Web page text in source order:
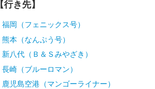
行き先】
福岡（フェニックス号）
熊本（なんぷう号）
新八代（Ｂ＆Ｓみやざき）
長崎（ブルーロマン）
鹿児島空港（マンゴーライナー）